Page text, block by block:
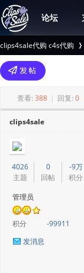
论坛
clips4sale代购 c4s代购
>
查看: 388 | 回复: 0
clips4sale
4026
主题
0
回帖
-9万
积分
管理员
积分
-99911
发消息